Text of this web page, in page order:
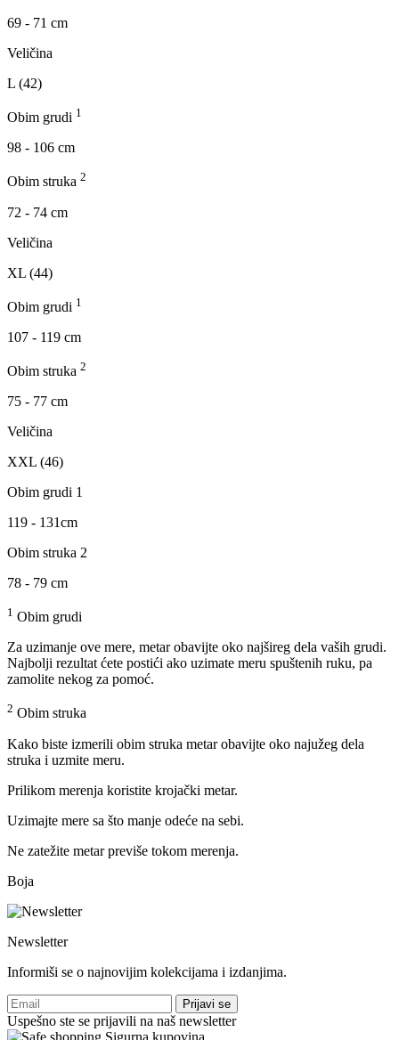
69 - 71 cm
Veličina
L (42)
Obim grudi 1
98 - 106 cm
Obim struka 2
72 - 74 cm
Veličina
XL (44)
Obim grudi 1
107 - 119 cm
Obim struka 2
75 - 77 cm
Veličina
XXL (46)
Obim grudi 1
119 - 131cm
Obim struka 2
78 - 79 cm
1 Obim grudi
Za uzimanje ove mere, metar obavijte oko najšireg dela vaših grudi.
Najbolji rezultat ćete postići ako uzimate meru spuštenih ruku, pa
zamolite nekog za pomoć.
2 Obim struka
Kako biste izmerili obim struka metar obavijte oko najužeg dela
struka i uzmite meru.
Prilikom merenja koristite krojački metar.
Uzimajte mere sa što manje odeće na sebi.
Ne zatežite metar previše tokom merenja.
Boja
Newsletter
Informiši se o najnovijim kolekcijama i izdanjima.
Prijavi se
Uspešno ste se prijavili na naš newsletter
Sigurna kupovina